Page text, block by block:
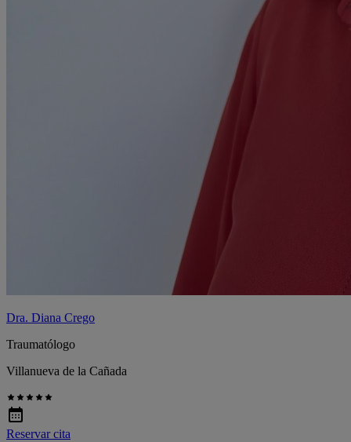
Dra. Diana Crego
Traumatólogo
Villanueva de la Cañada
Reservar cita